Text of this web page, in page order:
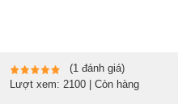
(1 đánh giá)
Lượt xem: 2100 | Còn hàng